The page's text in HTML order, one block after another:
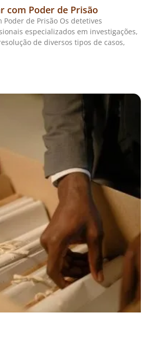
com Poder de Prisão
de Prisão Os detetives
especializados em investigações,
de diversos tipos de casos,